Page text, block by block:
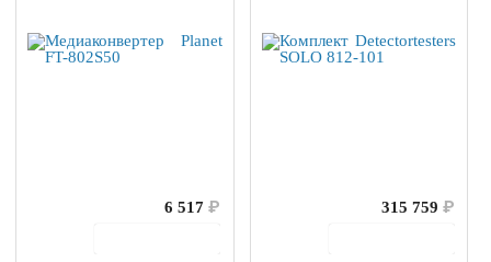
6 517₽
315 759 ₽